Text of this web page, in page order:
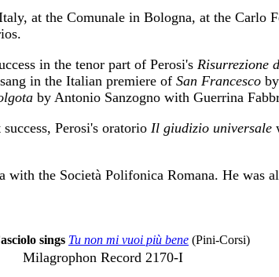
at the Comunale in Bologna, at the Carlo
in the tenor part of Perosi's Risurrezione
in the Italian premiere of San Francesco
by Antonio Sanzogno with Guerrina
Perosi's oratorio Il giudizio universale
with the Società Polifonica Romana. He was
sings Tu non mi vuoi più bene (Pini-Corsi)
Milagrophon Record 2170-I